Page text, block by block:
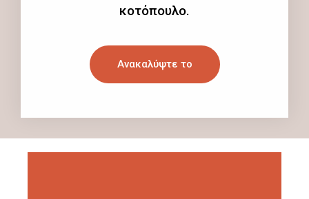
κοτόπουλο.
Ανακαλύψτε το